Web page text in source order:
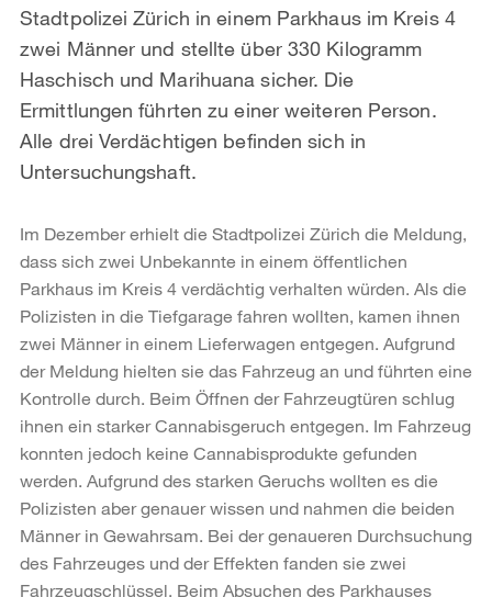
Stadtpolizei Zürich in einem Parkhaus im Kreis 4
zwei Männer und stellte über 330 Kilogramm
Haschisch und Marihuana sicher. Die
Ermittlungen führten zu einer weiteren Person.
Alle drei Verdächtigen befinden sich in
Untersuchungshaft.
Im Dezember erhielt die Stadtpolizei Zürich die Meldung,
dass sich zwei Unbekannte in einem öffentlichen
Parkhaus im Kreis 4 verdächtig verhalten würden. Als die
Polizisten in die Tiefgarage fahren wollten, kamen ihnen
zwei Männer in einem Lieferwagen entgegen. Aufgrund
der Meldung hielten sie das Fahrzeug an und führten eine
Kontrolle durch. Beim Öffnen der Fahrzeugtüren schlug
ihnen ein starker Cannabisgeruch entgegen. Im Fahrzeug
konnten jedoch keine Cannabisprodukte gefunden
werden. Aufgrund des starken Geruchs wollten es die
Polizisten aber genauer wissen und nahmen die beiden
Männer in Gewahrsam. Bei der genaueren Durchsuchung
des Fahrzeuges und der Effekten fanden sie zwei
Fahrzeugschlüssel. Beim Absuchen des Parkhauses